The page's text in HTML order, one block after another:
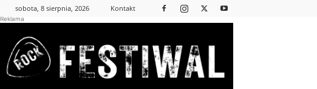
sobota, 8 sierpnia, 2026 Kontakt
Reklama